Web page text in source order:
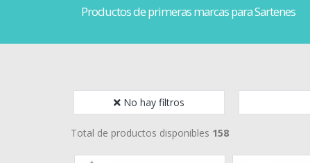
Productos de primeras marcas para Sartenes
No hay filtros
Total de productos disponibles 158